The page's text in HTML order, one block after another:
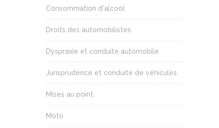
Consommation d'alcool
Droits des automobilistes
Dyspraxie et conduite automobile
Jurisprudence et conduite de véhicules
Mises au point
Moto